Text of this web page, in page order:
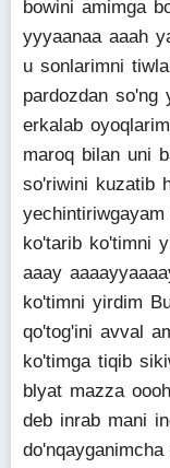
bowini amimga
yyyaanaa aaah
u sonlarimni
pardozdan so'ng
erkalab
maroq bilan uni
so'riwini kuzatib
ko'tarib ko'timni
aaay
ko'timni yirdim
qo'tog'ini avval
ko'timga tiqib
blyat mazza
deb inrab mani